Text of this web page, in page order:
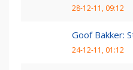
28-12-11, 09:12
Goof Bakker:
24-12-11, 01:12